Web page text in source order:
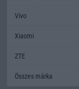
Vivo
Xiaomi
ZTE
Összes márka